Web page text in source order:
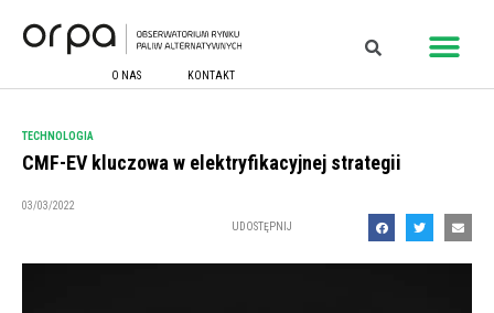
O NAS KONTAKT
TECHNOLOGIA
CMF-EV kluczowa w elektryfikacyjnej strategii
03/03/2022
UDOSTĘPNIJ